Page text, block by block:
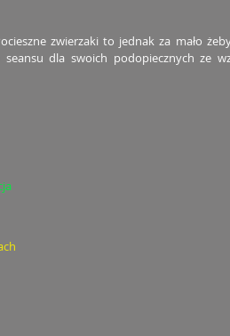
zwierzaki to jednak za mało
dla swoich podopiecznych ze